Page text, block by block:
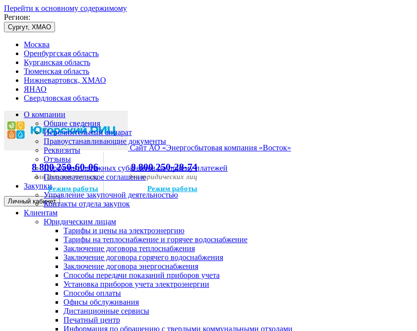
Перейти к основному содержимому
Регион:
Сургут, ХМАО
Москва
Оренбургская область
Курганская область
Тюменская область
Нижневартовск, ХМАО
ЯНАО
Свердловская область
Сайт АО «Энергосбытовая компания «Восток»
8 800 250-60-06
для физических лиц
Режим работы
8 800 250-28-74
для юридических лиц
Режим работы
Личный кабинет
О компании
Общие сведения
Исполнительный аппарат
Правоустанавливающие документы
Реквизиты
Отзывы
Перечень платежных субагентов по приему платежей
Пользовательское соглашение
Закупки
Управление закупочной деятельностью
Контакты отдела закупок
Клиентам
Юридическим лицам
Тарифы и цены на электроэнергию
Тарифы на теплоснабжение и горячее водоснабжение
Заключение договора теплоснабжения
Заключение договора горячего водоснабжения
Заключение договора энергоснабжения
Способы передачи показаний приборов учета
Установка приборов учета электроэнергии
Способы оплаты
Офисы обслуживания
Дистанционные сервисы
Печатный центр
Информация по обращению с твердыми коммунальными отходами